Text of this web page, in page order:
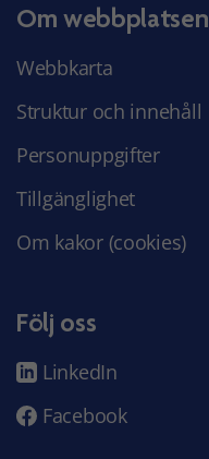
Om webbplatsen
Webbkarta
Struktur och innehåll
Personuppgifter
Tillgänglighet
Om kakor (cookies)
Följ oss
LinkedIn
Facebook